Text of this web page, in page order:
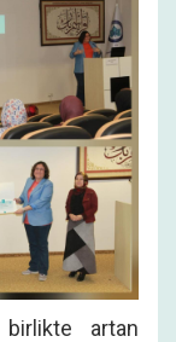
birlikte artan